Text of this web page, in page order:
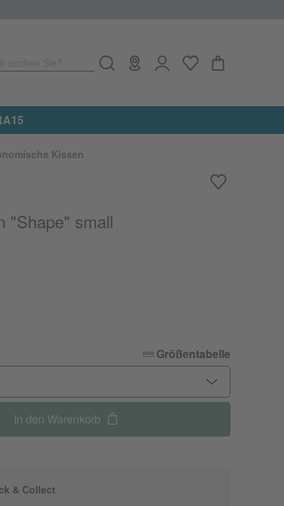
Kissen
"Shape" small
Größentabelle
In den Warenkorb
& Collect